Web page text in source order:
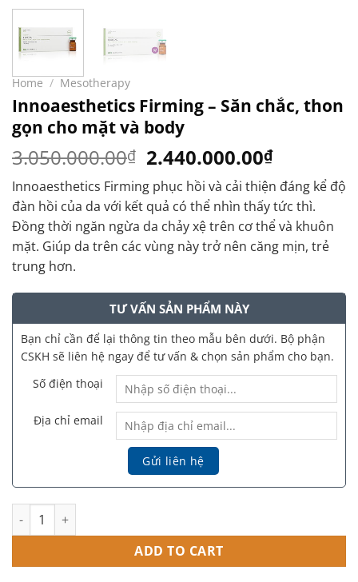
Home / Mesotherapy
Innoaesthetics Firming – Săn chắc, thon
gọn cho mặt và body
3.050.000.00₫ Original
price
was:
3.050.000.00₫.
2.440.000.00₫Current
price
is:
Innoaesthetics Firming phục hồi và cải thiện đáng kể độ
đàn hồi của da với kết quả có thể nhìn thấy tức thì.
Đồng thời ngăn ngừa da chảy xệ trên cơ thể và khuôn
mặt. Giúp da trên các vùng này trở nên căng mịn, trẻ
trung hơn.
TƯ VẤN SẢN PHẨM NÀY
Bạn chỉ cần để lại thông tin theo mẫu bên dưới. Bộ phận
CSKH sẽ liên hệ ngay để tư vấn & chọn sản phẩm cho bạn.
Số điện thoại
Địa chỉ email
Innoaesthetics Firming - Săn chắc, thon gọn cho mặt và body
ADD TO CART